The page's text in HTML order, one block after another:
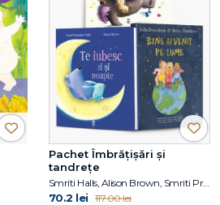
Pachet Îmbrățișări și
tandrețe
Smriti Halls, Alison Brown, Smriti Prasadam-Halls, Julia Donaldson
70.2 lei 117.00 lei